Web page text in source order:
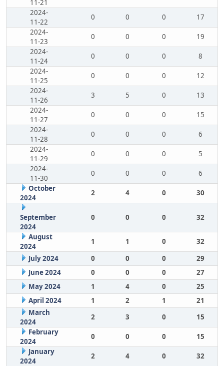
11-21
2024-
11-22
0 0 0
17
2024-
11-23
0 0 0
19
2024-
11-24
0 0 0
8
2024-
11-25
0 0 0
12
2024-
11-26
3 5 0
13
2024-
11-27
0 0 0
15
2024-
11-28
0 0 0
6
2024-
11-29
0 0 0
5
2024-
11-30
0 0 0
6
October
2024
2 4 0 30
September
2024
0 0 0 32
August
2024
1 1 0
32
July 2024
0 0 0
29
June 2024
0 0 0
27
May 2024
1 4 0
25
April 2024
1 2 1
21
March
2024
2 3 0
15
February
2024
0 0 0
15
January
2024
2 4 0 32